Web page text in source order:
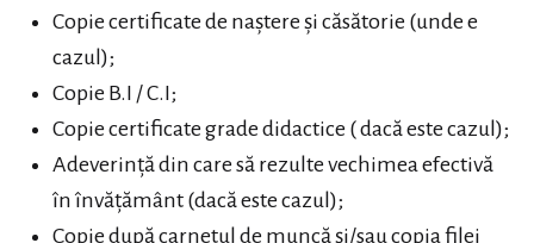
Copie certificate de naştere şi căsătorie (unde e
cazul);
Copie B.I / C.I;
Copie certificate grade didactice ( dacă este cazul);
Adeverinţă din care să rezulte vechimea efectivă
în învăţământ (dacă este cazul);
Copie după carnetul de muncă şi/sau copia filei